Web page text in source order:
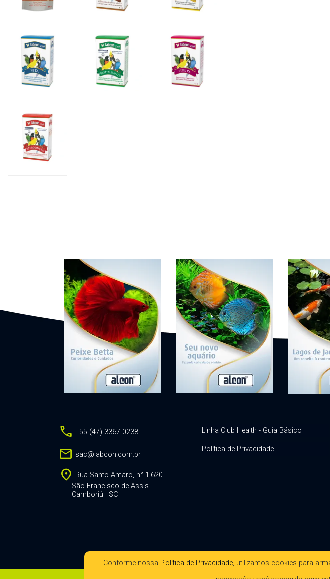
Conforme nossa Política de Privacidade, utilizamos cookies para
call +55 (47) 3367-0238
mail sac@labcon.com.br
location_on Rua Santo Amaro, n° 1.620
São Francisco de Assis
Camboriú | SC
Linha Club Health - Guia Básico
Política de Privacidade